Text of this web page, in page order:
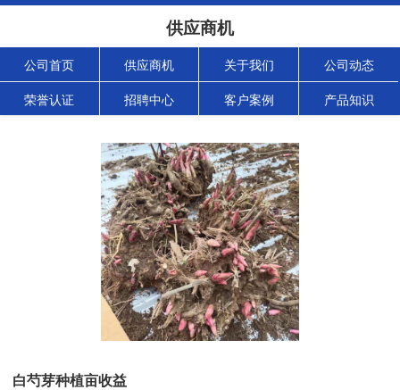
供应商机
公司首页 供应商机 关于我们 公司动态
荣誉认证 招聘中心 客户案例 产品知识
白芍芽种植亩收益